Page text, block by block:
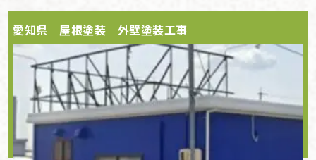
愛知県 屋根塗装 外壁塗装工事